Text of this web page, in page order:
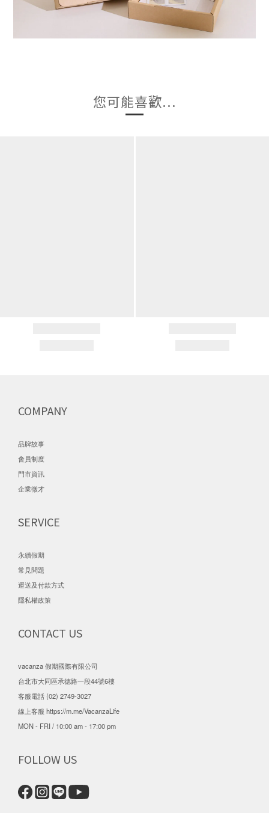
您可能喜歡...
COMPANY
品牌故事
會員制度
門市資訊
企業徵才
SERVICE
永續假期
常見問題
運送及付款方式
隱私權政策
CONTACT US
vacanza 假期國際有限公司
台北市大同區承德路一段44號6樓
客服電話 (02) 2749-3027
線上客服 https://m.me/VacanzaLife
MON - FRI / 10:00 am - 17:00 pm
FOLLOW US